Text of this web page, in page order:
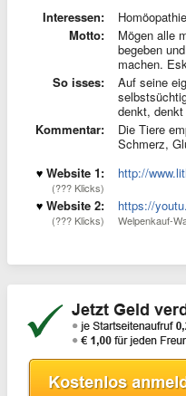
Interessen:
Motto:
Mögen alle
begeben
machen.
So isses:
Auf seine
denkt,
Kommentar:
Die Tiere
Schmerz,
Website 1:
(??? Klicks)
http://
Website 2:
(??? Klicks)
https://
Welpenkauf-